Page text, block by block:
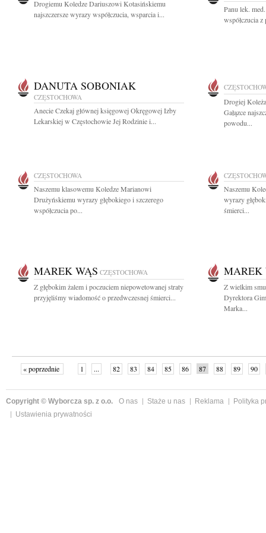
Drogiemu Koledze Dariuszowi Kotasińskiemu
najszczersze wyrazy współczucia, wsparcia i...
Panu lek.
współczucia
DANUTA SOBONIAK
CZĘSTOCHOWA
Anecie Czekaj głównej księgowej Okręgowej Izby
Lekarskiej w Częstochowie Jej Rodzinie i...
Drogiej
Gałązce
powodu...
CZĘSTOCHOWA
Naszemu klasowemu Koledze Marianowi
Drużyńskiemu wyrazy głębokiego i szczerego
współczucia po...
Naszemu
wyrazy
śmierci...
MAREK WĄS CZĘSTOCHOWA
Z głębokim żalem i poczuciem niepowetowanej straty
przyjęliśmy wiadomość o przedwczesnej śmierci...
MAREK
Z wielkim
Dyrektora
Marka...
« poprzednie 1 ... 82 83 84 85 86 87 88 89
90
Copyright © Wyborcza sp. z o.o. O nas Staże u nas Reklama
Polityka
Ustawienia prywatności